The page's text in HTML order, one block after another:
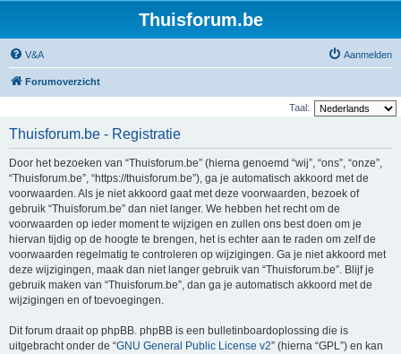
Thuisforum.be
V&A Aanmelden
Forumoverzicht
Taal:
Thuisforum.be - Registratie
Door het bezoeken van “Thuisforum.be” (hierna genoemd “wij”, “ons”, “onze”,
“Thuisforum.be”, “https://thuisforum.be”), ga je automatisch akkoord met de
voorwaarden. Als je niet akkoord gaat met deze voorwaarden, bezoek of
gebruik “Thuisforum.be” dan niet langer. We hebben het recht om de
voorwaarden op ieder moment te wijzigen en zullen ons best doen om je
hiervan tijdig op de hoogte te brengen, het is echter aan te raden om zelf de
voorwaarden regelmatig te controleren op wijzigingen. Ga je niet akkoord met
deze wijzigingen, maak dan niet langer gebruik van “Thuisforum.be”. Blijf je
gebruik maken van “Thuisforum.be”, dan ga je automatisch akkoord met de
wijzigingen en of toevoegingen.
Dit forum draait op phpBB. phpBB is een bulletinboardoplossing die is
uitgebracht onder de “GNU General Public License v2” (hierna “GPL”) en kan